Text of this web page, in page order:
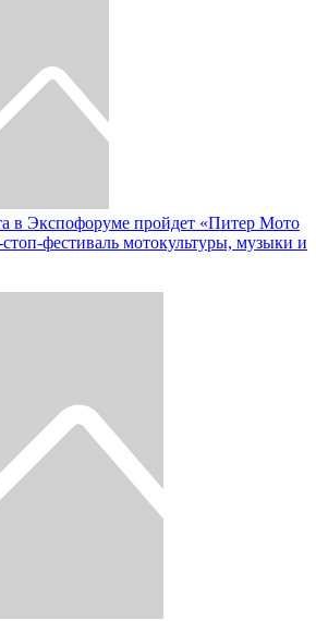
в Экспофоруме пройдет «Питер Мото
фестиваль мотокультуры, музыки и